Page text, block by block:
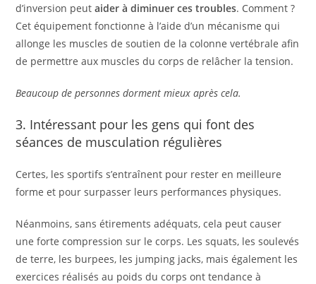
d’inversion peutaider à diminuer ces troubles. Comment ?
Cet équipement fonctionne à l’aide d’un mécanisme qui
allonge les muscles de soutien de la colonne vertébrale afin
de permettre aux muscles du corps de relâcher la tension.
Beaucoup de personnes dorment mieux après cela.
3. Intéressant pour les gens qui font des
séances de musculation régulières
Certes, les sportifs s’entraînent pour rester en meilleure
forme et pour surpasser leurs performances physiques.
Néanmoins, sans étirements adéquats, cela peut causer
une forte compression sur le corps. Les squats, les soulevés
de terre, les burpees, les jumping jacks, mais également les
exercices réalisés au poids du corps ont tendance à